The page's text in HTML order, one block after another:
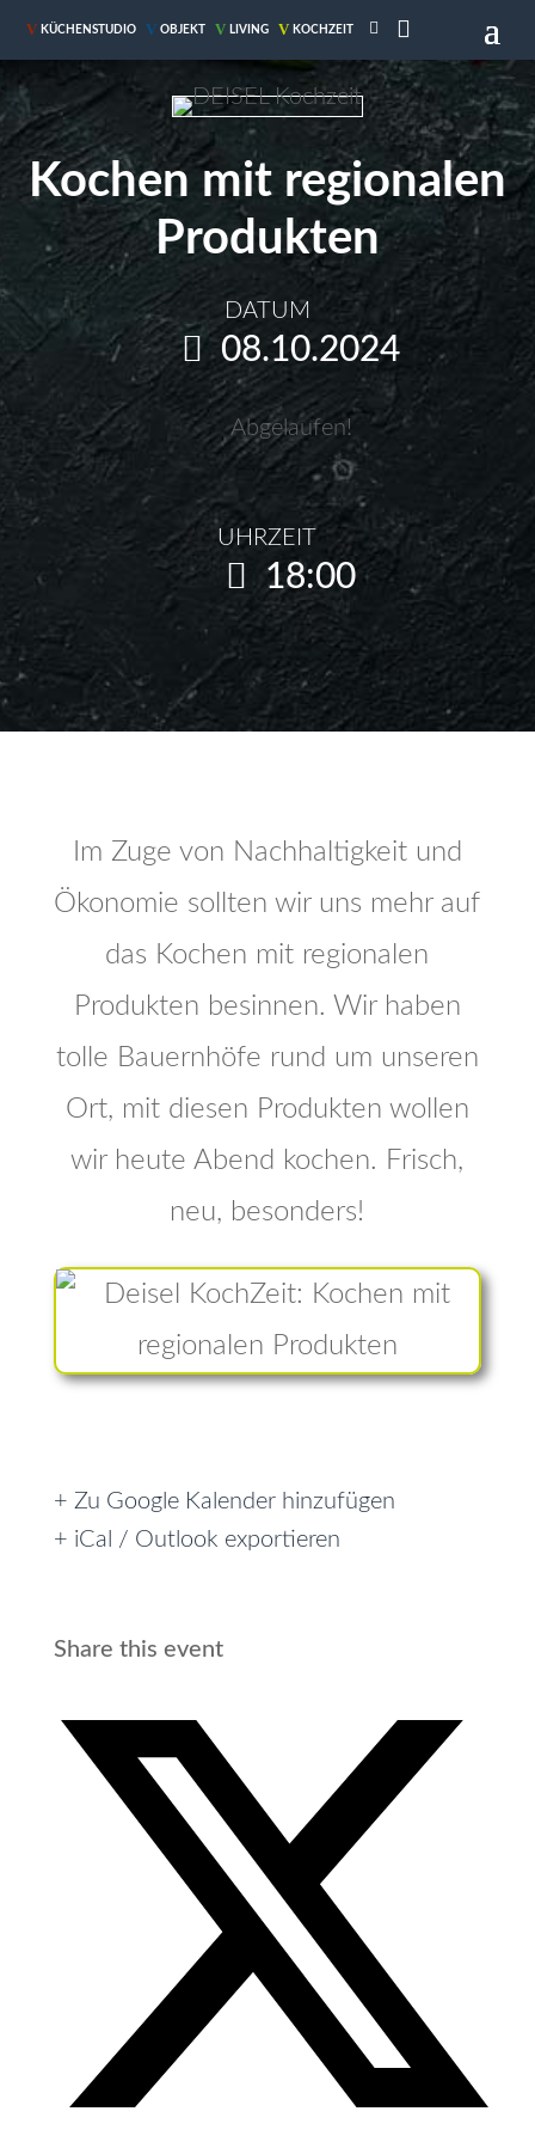
Kochen mit regionalen
Produkten
DATUM
08.10.2024
Abgelaufen!
UHRZEIT
18:00
Im Zuge von Nachhaltigkeit und
Ökonomie sollten wir uns mehr auf
das Kochen mit regionalen
Produkten besinnen. Wir haben
tolle Bauernhöfe rund um unseren
Ort, mit diesen Produkten wollen
wir heute Abend kochen. Frisch,
neu, besonders!
+ Zu Google Kalender hinzufügen
+ iCal / Outlook exportieren
Share this event
V KÜCHENSTUDIO V OBJEKT V LIVING V KOCHZEIT 